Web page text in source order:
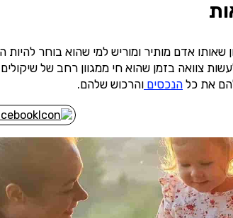
שאותו אדם מותיר ומוריש למי שהוא בוחר
צוואה בזמן שהוא חי ממגוון רחב של
את כל הנכסים והרכוש שלהם.